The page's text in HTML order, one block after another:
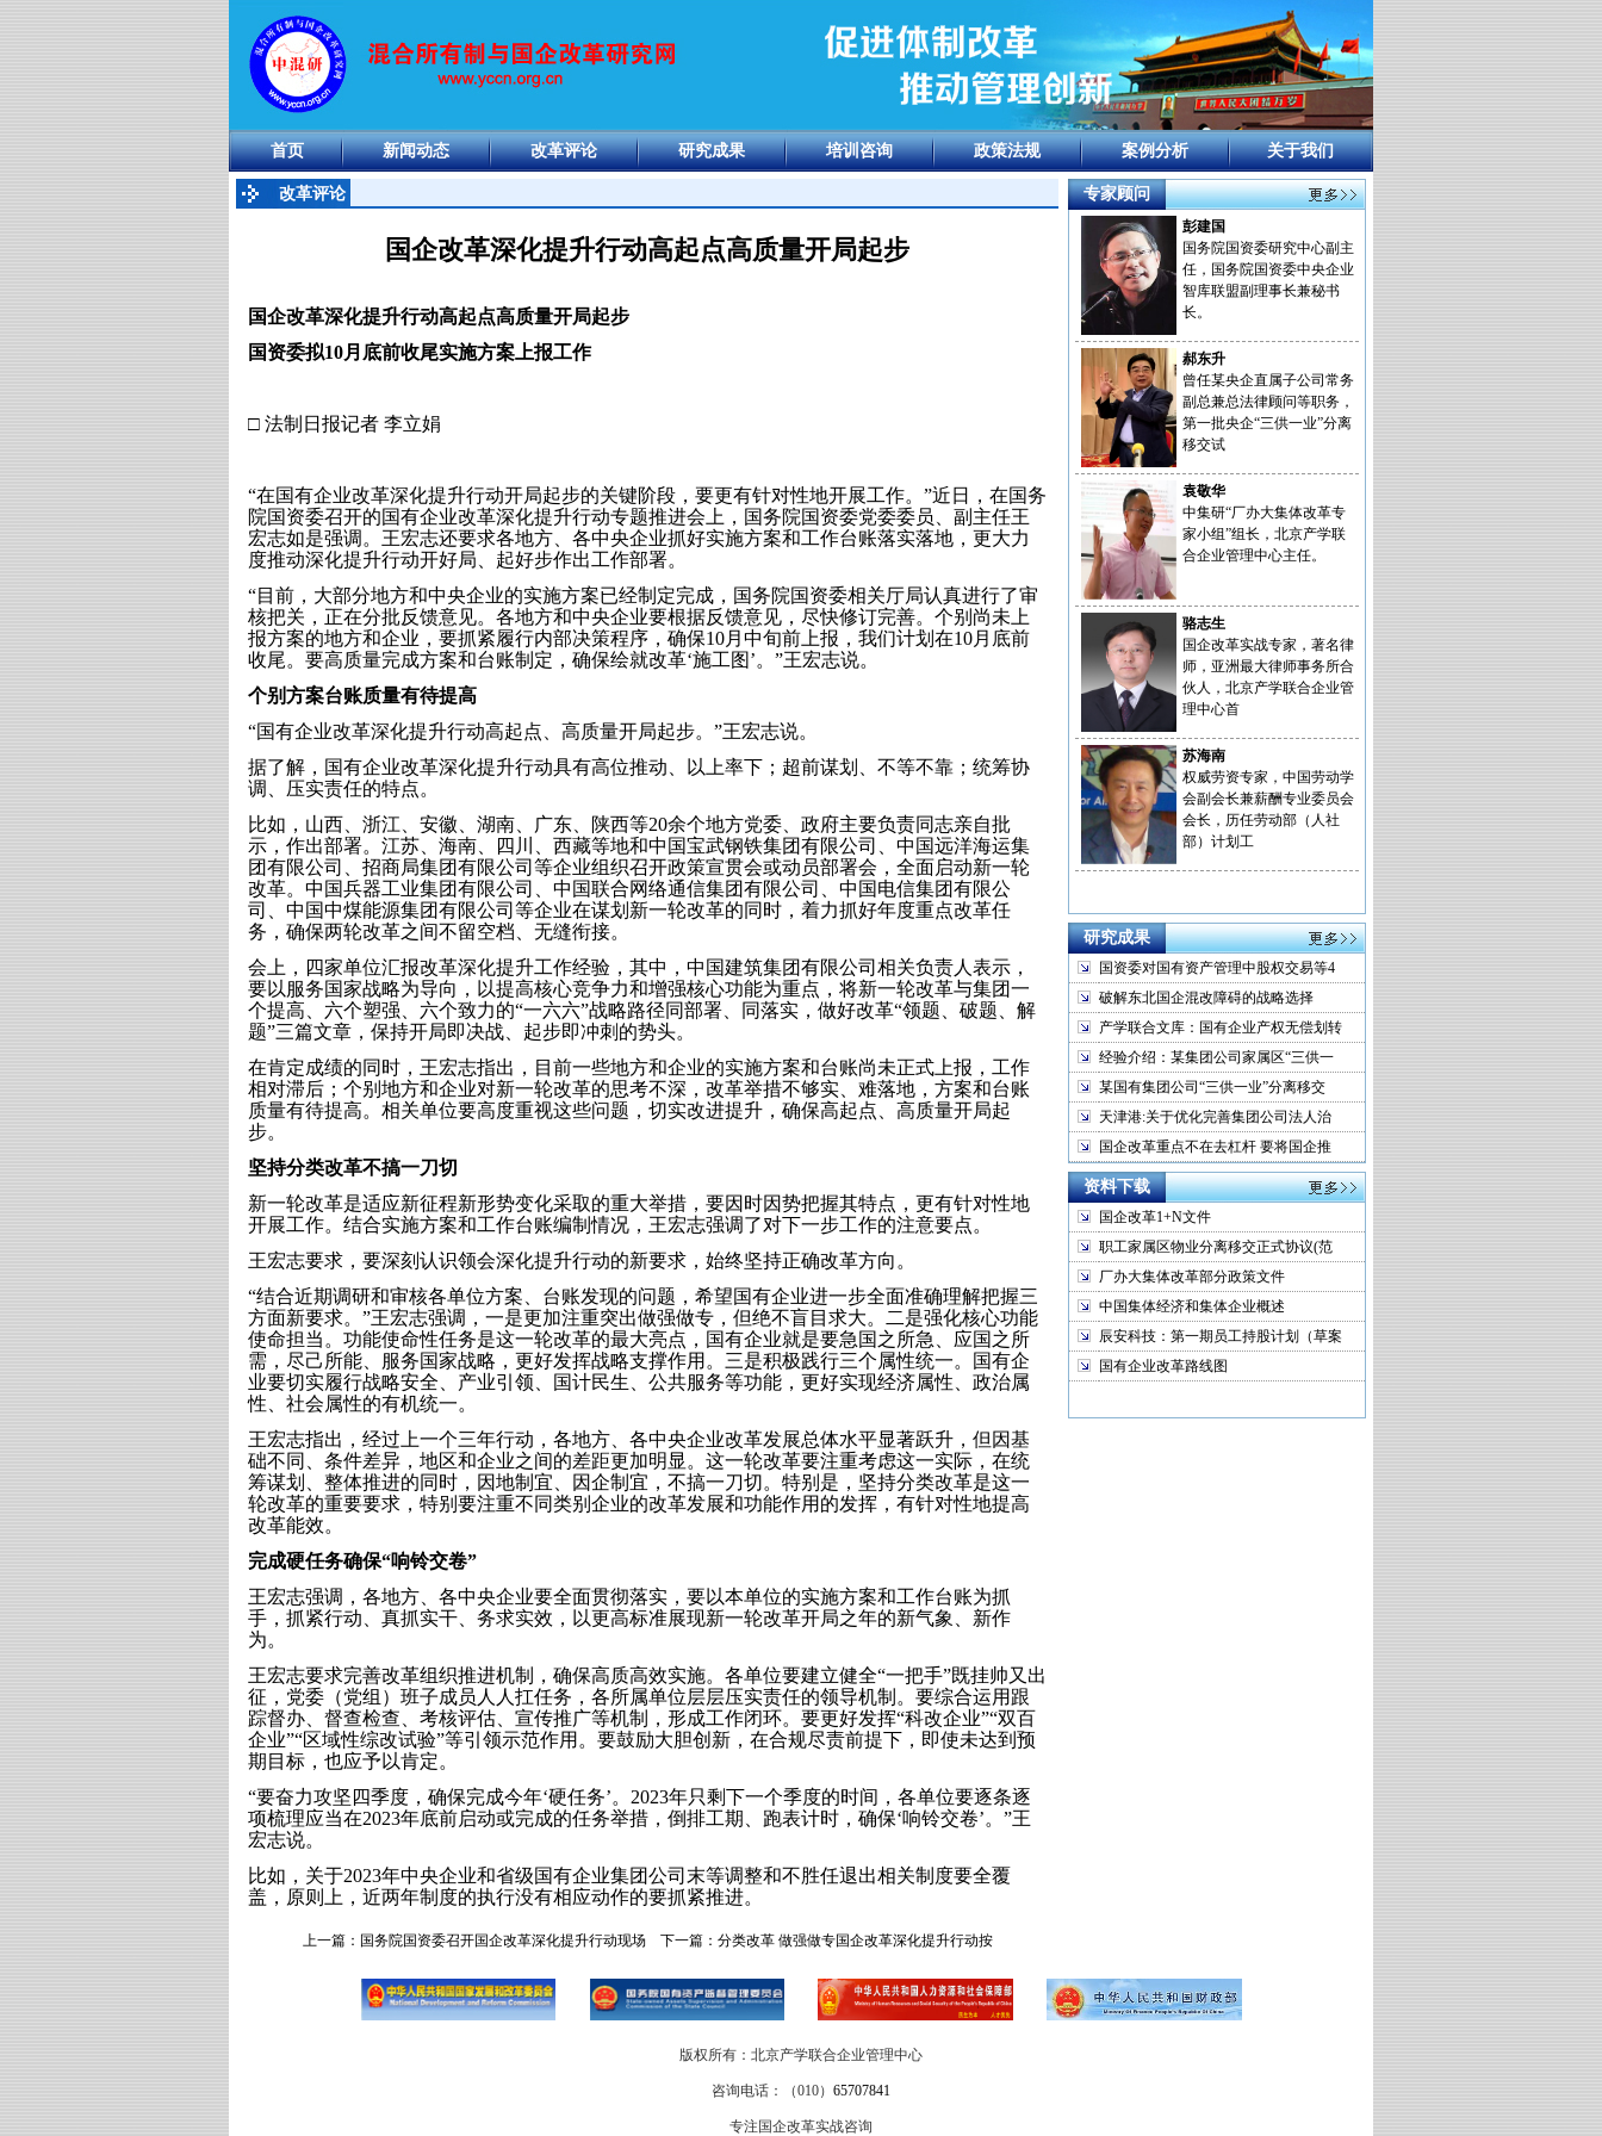
首页 新闻动态 改革评论 研究成果 培训咨询 政策法规 案例分析 关于我们
改革评论
国企改革深化提升行动高起点高质量开局起步
国企改革深化提升行动高起点高质量开局起步
国资委拟10月底前收尾实施方案上报工作
□ 法制日报记者 李立娟
“在国有企业改革深化提升行动开局起步的关键阶段，要更有针对性地开展工作。”近日，在国务
院国资委召开的国有企业改革深化提升行动专题推进会上，国务院国资委党委委员、副主任王
宏志如是强调。王宏志还要求各地方、各中央企业抓好实施方案和工作台账落实落地，更大力
度推动深化提升行动开好局、起好步作出工作部署。
“目前，大部分地方和中央企业的实施方案已经制定完成，国务院国资委相关厅局认真进行了审
核把关，正在分批反馈意见。各地方和中央企业要根据反馈意见，尽快修订完善。个别尚未上
报方案的地方和企业，要抓紧履行内部决策程序，确保10月中旬前上报，我们计划在10月底前
收尾。要高质量完成方案和台账制定，确保绘就改革‘施工图’。”王宏志说。
个别方案台账质量有待提高
“国有企业改革深化提升行动高起点、高质量开局起步。”王宏志说。
据了解，国有企业改革深化提升行动具有高位推动、以上率下；超前谋划、不等不靠；统筹协
调、压实责任的特点。
比如，山西、浙江、安徽、湖南、广东、陕西等20余个地方党委、政府主要负责同志亲自批
示，作出部署。江苏、海南、四川、西藏等地和中国宝武钢铁集团有限公司、中国远洋海运集
团有限公司、招商局集团有限公司等企业组织召开政策宣贯会或动员部署会，全面启动新一轮
改革。中国兵器工业集团有限公司、中国联合网络通信集团有限公司、中国电信集团有限公
司、中国中煤能源集团有限公司等企业在谋划新一轮改革的同时，着力抓好年度重点改革任
务，确保两轮改革之间不留空档、无缝衔接。
会上，四家单位汇报改革深化提升工作经验，其中，中国建筑集团有限公司相关负责人表示，
要以服务国家战略为导向，以提高核心竞争力和增强核心功能为重点，将新一轮改革与集团一
个提高、六个塑强、六个致力的“一六六”战略路径同部署、同落实，做好改革“领题、破题、解
题”三篇文章，保持开局即决战、起步即冲刺的势头。
在肯定成绩的同时，王宏志指出，目前一些地方和企业的实施方案和台账尚未正式上报，工作
相对滞后；个别地方和企业对新一轮改革的思考不深，改革举措不够实、难落地，方案和台账
质量有待提高。相关单位要高度重视这些问题，切实改进提升，确保高起点、高质量开局起
步。
坚持分类改革不搞一刀切
新一轮改革是适应新征程新形势变化采取的重大举措，要因时因势把握其特点，更有针对性地
开展工作。结合实施方案和工作台账编制情况，王宏志强调了对下一步工作的注意要点。
王宏志要求，要深刻认识领会深化提升行动的新要求，始终坚持正确改革方向。
“结合近期调研和审核各单位方案、台账发现的问题，希望国有企业进一步全面准确理解把握三
方面新要求。”王宏志强调，一是更加注重突出做强做专，但绝不盲目求大。二是强化核心功能
使命担当。功能使命性任务是这一轮改革的最大亮点，国有企业就是要急国之所急、应国之所
需，尽己所能、服务国家战略，更好发挥战略支撑作用。三是积极践行三个属性统一。国有企
业要切实履行战略安全、产业引领、国计民生、公共服务等功能，更好实现经济属性、政治属
性、社会属性的有机统一。
王宏志指出，经过上一个三年行动，各地方、各中央企业改革发展总体水平显著跃升，但因基
础不同、条件差异，地区和企业之间的差距更加明显。这一轮改革要注重考虑这一实际，在统
筹谋划、整体推进的同时，因地制宜、因企制宜，不搞一刀切。特别是，坚持分类改革是这一
轮改革的重要要求，特别要注重不同类别企业的改革发展和功能作用的发挥，有针对性地提高
改革能效。
完成硬任务确保“响铃交卷”
王宏志强调，各地方、各中央企业要全面贯彻落实，要以本单位的实施方案和工作台账为抓
手，抓紧行动、真抓实干、务求实效，以更高标准展现新一轮改革开局之年的新气象、新作
为。
王宏志要求完善改革组织推进机制，确保高质高效实施。各单位要建立健全“一把手”既挂帅又出
征，党委（党组）班子成员人人扛任务，各所属单位层层压实责任的领导机制。要综合运用跟
踪督办、督查检查、考核评估、宣传推广等机制，形成工作闭环。要更好发挥“科改企业”“双百
企业”“区域性综改试验”等引领示范作用。要鼓励大胆创新，在合规尽责前提下，即使未达到预
期目标，也应予以肯定。
“要奋力攻坚四季度，确保完成今年‘硬任务’。2023年只剩下一个季度的时间，各单位要逐条逐
项梳理应当在2023年底前启动或完成的任务举措，倒排工期、跑表计时，确保‘响铃交卷’。”王
宏志说。
比如，关于2023年中央企业和省级国有企业集团公司末等调整和不胜任退出相关制度要全覆
盖，原则上，近两年制度的执行没有相应动作的要抓紧推进。
上一篇： 国务院国资委召开国企改革深化提升行动现场下一篇： 分类改革 做强做专国企改革深化提升行动按
专家顾问
彭建国
国务院国资委研究中心副主
任，国务院国资委中央企业
智库联盟副理事长兼秘书
长。
郝东升
曾任某央企直属子公司常务
副总兼总法律顾问等职务，
第一批央企“三供一业”分离
移交试
袁敬华
中集研“厂办大集体改革专
家小组”组长，北京产学联
合企业管理中心主任。
骆志生
国企改革实战专家，著名律
师，亚洲最大律师事务所合
伙人，北京产学联合企业管
理中心首
苏海南
权威劳资专家，中国劳动学
会副会长兼薪酬专业委员会
会长，历任劳动部（人社
部）计划工
研究成果
国资委对国有资产管理中股权交易等4
破解东北国企混改障碍的战略选择
产学联合文库：国有企业产权无偿划转
经验介绍：某集团公司家属区“三供一
某国有集团公司“三供一业”分离移交
天津港:关于优化完善集团公司法人治
国企改革重点不在去杠杆 要将国企推
资料下载
国企改革1+N文件
职工家属区物业分离移交正式协议(范
厂办大集体改革部分政策文件
中国集体经济和集体企业概述
辰安科技：第一期员工持股计划（草案
国有企业改革路线图
版权所有：北京产学联合企业管理中心
咨询电话：（010） 65707841
专注国企改革实战咨询